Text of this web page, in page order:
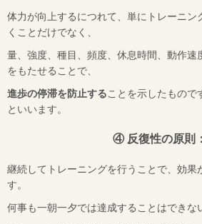
体力が向上するにつれて、単にトレーニン
くことだけでなく、
量、強度、種目、頻度、休息時間、動作速
をもたせることで、
進歩の停滞を防止することを示したもので
といいます。
④ 反復性の原則：
継続してトレーニングを行うことで、効果
す。
何事も一朝一夕では達成することはできな